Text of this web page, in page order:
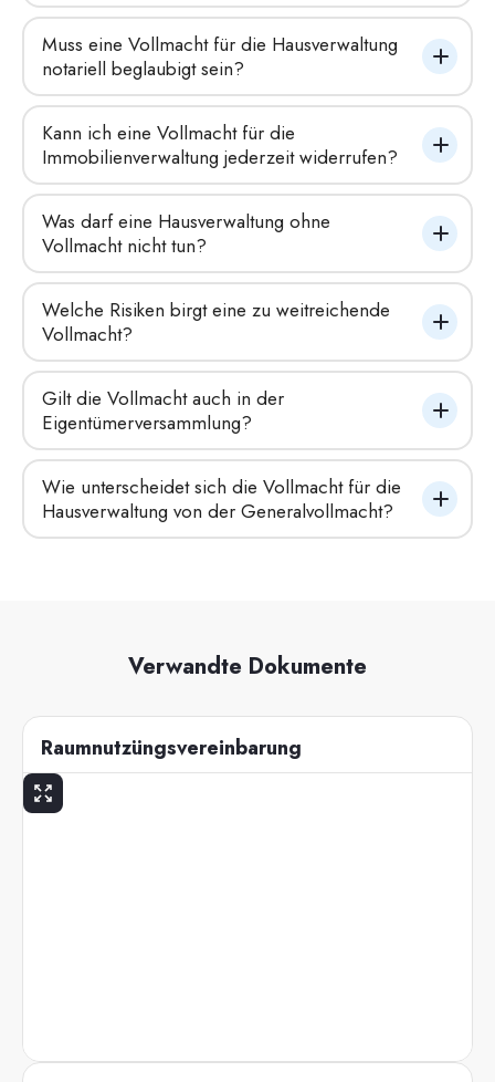
Muss eine Vollmacht für die Hausverwaltung
notariell beglaubigt sein?
Kann ich eine Vollmacht für die
Immobilienverwaltung jederzeit widerrufen?
Was darf eine Hausverwaltung ohne
Vollmacht nicht tun?
Welche Risiken birgt eine zu weitreichende
Vollmacht?
Gilt die Vollmacht auch in der
Eigentümerversammlung?
Wie unterscheidet sich die Vollmacht für die
Hausverwaltung von der Generalvollmacht?
Verwandte Dokumente
Raumnutzüngsvereinbarung